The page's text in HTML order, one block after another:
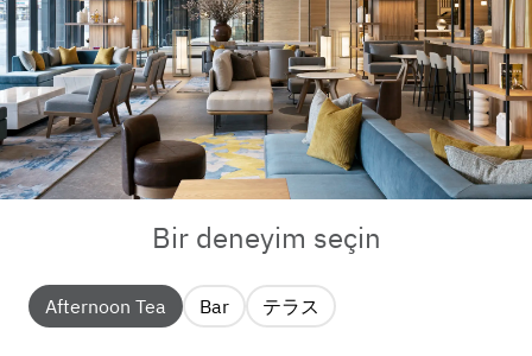
Bir deneyim seçin
Afternoon Tea Bar テラス